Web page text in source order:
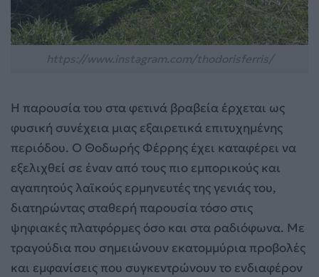
Η παρουσία του στα φετινά βραβεία έρχεται ως
φυσική συνέχεια μιας εξαιρετικά επιτυχημένης
περιόδου. Ο Θοδωρής Φέρρης έχει καταφέρει να
εξελιχθεί σε έναν από τους πιο εμπορικούς και
αγαπητούς λαϊκούς ερμηνευτές της γενιάς του,
διατηρώντας σταθερή παρουσία τόσο στις
ψηφιακές πλατφόρμες όσο και στα ραδιόφωνα. Με
τραγούδια που σημειώνουν εκατομμύρια προβολές
και εμφανίσεις που συγκεντρώνουν το ενδιαφέρον